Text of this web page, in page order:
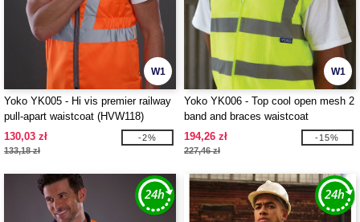
W1
Yoko YK005 - Hi vis premier railway
pull-apart waistcoat (HVW118)
130,03 zł
133,18 zł
-2%
W1
Yoko YK006 - Top cool open mesh 2
band and braces waistcoat
(HVW120)
194,26 zł
227,46 zł
-15%